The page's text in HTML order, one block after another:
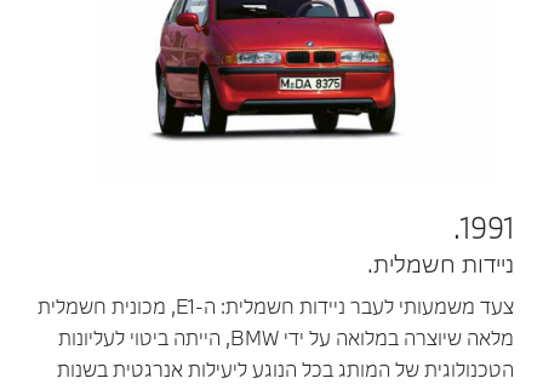
1991.
ניידות חשמלית.
צעד משמעותי לעבר ניידות חשמלית: ה-E1, מכונית חשמלית
מלאה שיוצרה במלואה על ידי BMW, הייתה ביטוי לעליונות
הטכנולוגית של המותג בכל הנוגע ליעילות אנרגטית בשנות